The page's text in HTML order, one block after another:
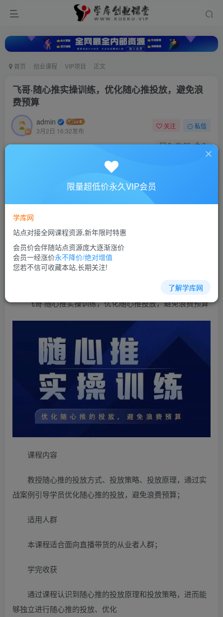
首页 创业课程 VIP项目 正文
飞哥·随心推实操训练，优化随心推投放，避免浪
费预算
admin
3月2日 16:32发布
关注 私信
0 66 0
飞哥·随心推实操训练，优化随心推投放，避免浪费预算
此内容为付费资源，请付费后查看
10
立即购买
您当前未登录！建议登陆后购买，可保存购买订单
飞哥·随心推实操训练，优化随心推投放，避免浪费预算
课程内容
教授随心推的投放方式、投放策略、投放原理，通过实
战案例引导学员优化随心推的投放，避免浪费预算；
适用人群
本课程适合面向直播带货的从业者人群；
学完收获
通过课程认识到随心推的投放原理和投放策略，进而能
够独立进行随心推的投放、优化
限量超低价永久VIP会员
学库网
站点对接全网课程资源,新年限时特惠
会员价会伴随站点资源庞大逐渐涨价
会员一经涨价永不降价/绝对增值
您若不信可收藏本站,长期关注!
了解学库网